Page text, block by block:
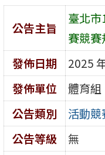
公告主旨
臺北
賽競賽
發佈日期
2025
發佈單位
體育組
公告類別
活動競
公告等級
無